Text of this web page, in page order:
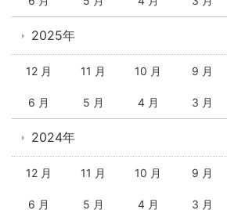
2025年
12 月 11 月 10 月 9 月
6 月 5 月 4 月 3 月
2024年
12 月 11 月 10 月 9 月
6 月 5 月 4 月 3 月